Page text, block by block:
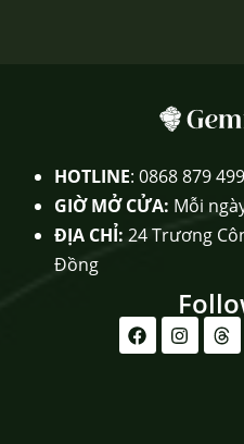
HOTLINE: 0868 879 499
GIỜ MỞ CỬA: Mỗi
ĐỊA CHỈ: 24 Trương
Đồng